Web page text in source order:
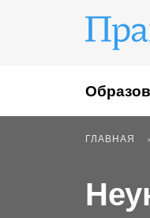
ГЛАВНАЯ